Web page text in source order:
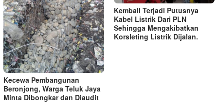
Kecewa Pembangunan
Beronjong, Warga Teluk Jaya
Minta Dibongkar dan Diaudit
Kembali Terjadi Putusnya
Kabel Listrik Dari PLN
Sehingga Mengakibatkan
Korsleting Listrik Dijalan.